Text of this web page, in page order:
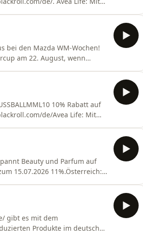
bei den Mazda WM-Wochen!
am 22. August, wenn
10% Rabatt auf
de/Avea Life: Mit
Beauty und Parfum auf
15.07.2026 11%.Österreich:
gibt es mit dem
Produkte im deutschen